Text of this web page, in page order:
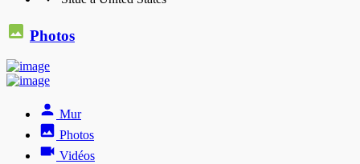
Photos
Mur
Photos
Vidéos